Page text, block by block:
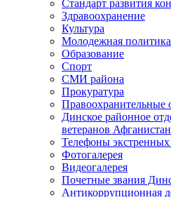
Стандарт развития
Здравоохранение
Культура
Молодежная политика
Образование
Спорт
СМИ района
Прокуратура
Правоохранительные
Динское районное
ветеранов
Телефоны
Фотогалерея
Видеогалерея
Почетные звания
Антикоррупционная